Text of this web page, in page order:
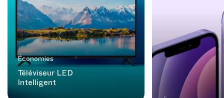
Économies
Téléviseur LED
Intelligent